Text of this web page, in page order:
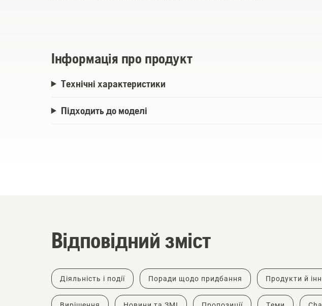
Інформація про продукт
Технічні характеристики
Підходить до моделі
Відповідний зміст
Діяльність і події Поради щодо придбання Продукти й